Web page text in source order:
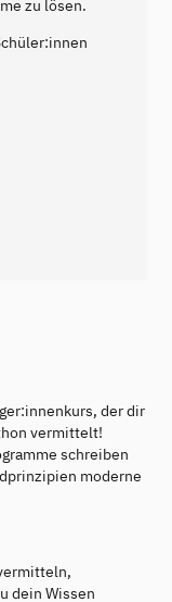
zu lösen.
der dir
vermittelt!
schreiben
moderne
dein Wissen